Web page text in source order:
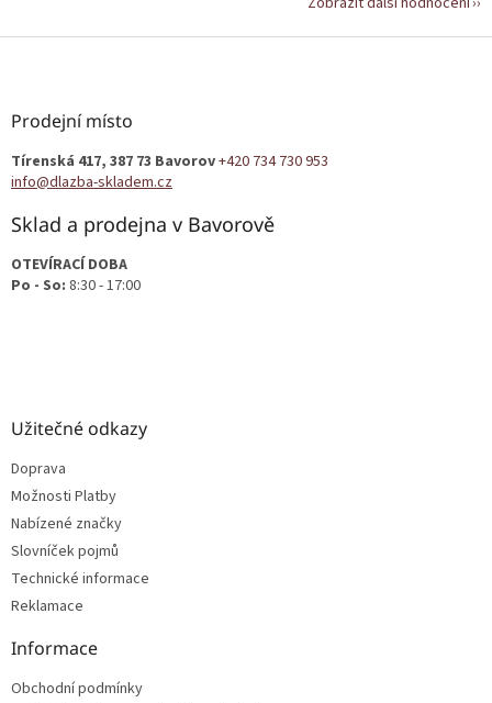
Z
Prodejní místo
Tírenská 417, 387 73 Bavorov+420 734 730 953
info@dlazba-skladem.cz
Sklad a prodejna v Bavorově
OTEVÍRACÍ DOBA
Po - So: 8:30 - 17:00
Užitečné odkazy
Doprava
Možnosti Platby
Nabízené značky
Slovníček pojmů
Technické informace
Reklamace
Informace
Obchodní podmínky